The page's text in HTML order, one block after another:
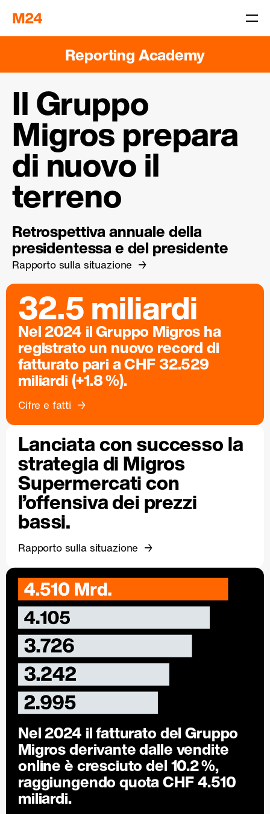
Reporting Academy
Il Gruppo
Migros prepara
di nuovo il
terreno
Retrospettiva annuale della
presidentessa e del presidente
Rapporto sulla situazione
32.5 miliardi
Nel 2024 il Gruppo Migros ha
registrato un nuovo record di
fatturato pari a CHF 32.529
miliardi (+1.8 %).
Cifre e fatti
Lanciata con successo la
strategia di Migros
Supermercati con
l’offensiva dei prezzi
bassi.
Rapporto sulla situazione
Nel 2024 il fatturato del Gruppo
Migros derivante dalle vendite
online è cresciuto del10.2 %,
raggiungendo quota CHF 4.510
miliardi.